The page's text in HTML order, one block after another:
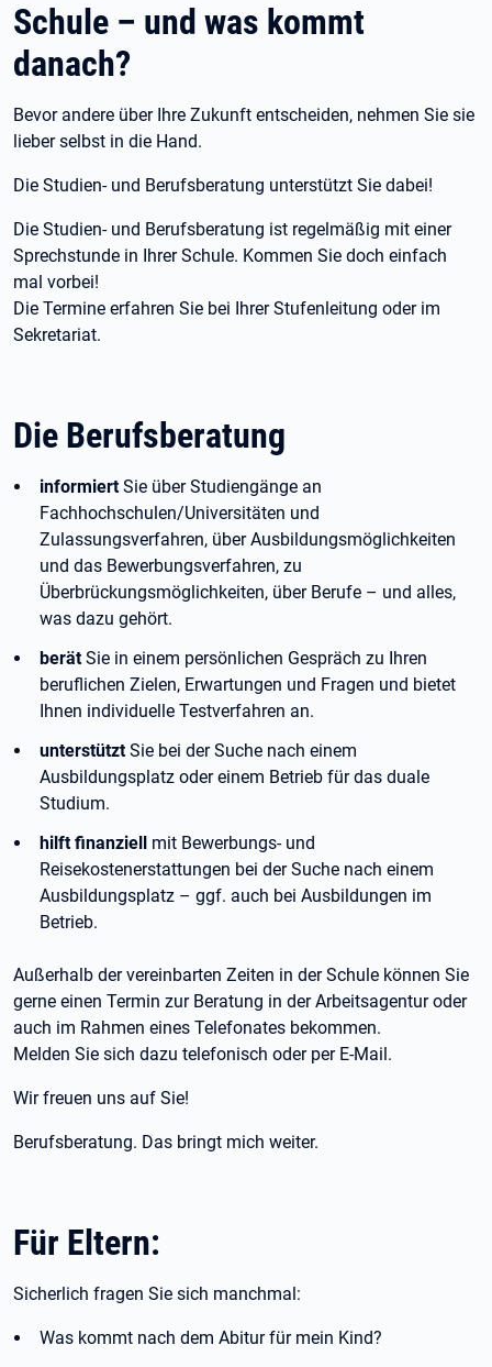
Schule – und was kommt
danach?
Bevor andere über Ihre Zukunft entscheiden, nehmen Sie sie
lieber selbst in die Hand.
Die Studien- und Berufsberatung unterstützt Sie dabei!
Die Studien- und Berufsberatung ist regelmäßig mit einer
Sprechstunde in Ihrer Schule. Kommen Sie doch einfach
mal vorbei!
Die Termine erfahren Sie bei Ihrer Stufenleitung oder im
Sekretariat.
Die Berufsberatung
informiertSie über Studiengänge an
Fachhochschulen/Universitäten und
Zulassungsverfahren, über Ausbildungsmöglichkeiten
und das Bewerbungsverfahren, zu
Überbrückungsmöglichkeiten, über Berufe – und alles,
was dazu gehört.
berätSie in einem persönlichen Gespräch zu Ihren
beruflichen Zielen, Erwartungen und Fragen und bietet
Ihnen individuelle Testverfahren an.
unterstütztSie bei der Suche nach einem
Ausbildungsplatz oder einem Betrieb für das duale
Studium.
hilft finanziell mit Bewerbungs- und
Reisekostenerstattungen bei der Suche nach einem
Ausbildungsplatz – ggf. auch bei Ausbildungen im
Betrieb.
Außerhalb der vereinbarten Zeiten in der Schule können Sie
gerne einen Termin zur Beratung in der Arbeitsagentur oder
auch im Rahmen eines Telefonates bekommen.
Melden Sie sich dazu telefonisch oder per E-Mail.
Wir freuen uns auf Sie!
Berufsberatung. Das bringt mich weiter.
Für Eltern:
Sicherlich fragen Sie sich manchmal:
Was kommt nach dem Abitur für mein Kind?